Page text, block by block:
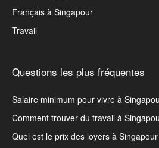
Français à Singapour
Travail
Questions les plus fréquentes
Salaire minimum pour vivre à
Comment trouver du travail à
Quel est le prix des loyers à